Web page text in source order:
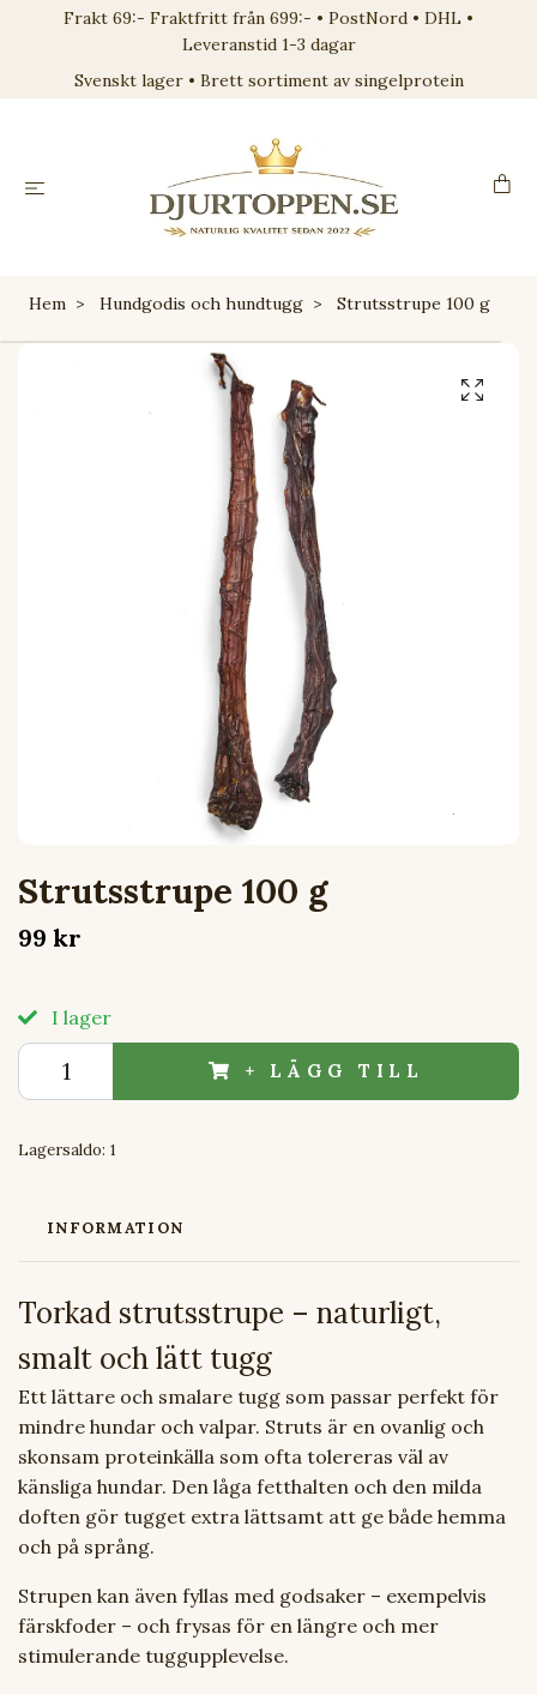
Frakt 69:- Fraktfritt från 699:- • PostNord • DHL •
Leveranstid 1-3 dagar
Svenskt lager • Brett sortiment av singelprotein
Hem Hundgodis och hundtugg Strutsstrupe 100 g
Strutsstrupe 100 g
99 kr
I lager
+ LÄGG TILL
Lagersaldo: 1
INFORMATION
Torkad strutsstrupe – naturligt,
smalt och lätt tugg
Ett lättare och smalare tugg som passar perfekt för
mindre hundar och valpar. Struts är en ovanlig och
skonsam proteinkälla som ofta tolereras väl av
känsliga hundar. Den låga fetthalten och den milda
doften gör tugget extra lättsamt att ge både hemma
och på språng.
Strupen kan även fyllas med godsaker – exempelvis
färskfoder – och frysas för en längre och mer
stimulerande tuggupplevelse.